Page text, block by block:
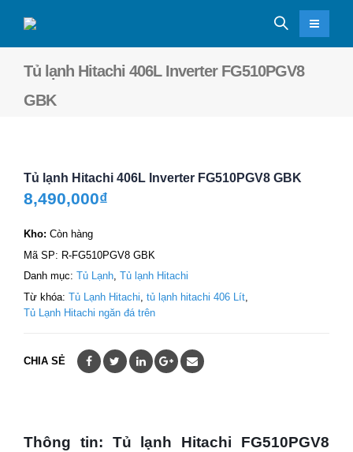
Tủ lạnh Hitachi 406L Inverter FG510PGV8
GBK
Tủ lạnh Hitachi 406L Inverter FG510PGV8 GBK
8,490,000₫
Kho: Còn hàng
Mã SP: R-FG510PGV8 GBK
Danh mục: Tủ Lạnh, Tủ lạnh Hitachi
Từ khóa: Tủ Lạnh Hitachi tủ lạnh hitachi 406 Lít
Tủ Lạnh Hitachi ngăn đá trên
CHIA SẺ
Thông tin: Tủ lạnh Hitachi FG510PGV8